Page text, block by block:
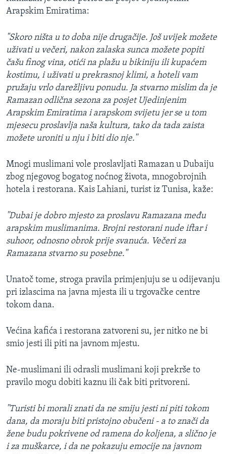
Arapskim Emiratima:
"Skoro ništa u to doba nije drugačije. Još uvijek možete
uživati u večeri, nakon zalaska sunca možete popiti
čašu finog vina, otići na plažu u bikiniju ili kupaćem
kostimu, i uživati u prekrasnoj klimi, a hoteli vam
pružaju vrlo darežljivu ponudu. Ja stvarno mislim da je
Ramazan odlična sezona za posjet Ujedinjenim
Arapskim Emiratima i arapskom svijetu jer se u tom
mjesecu proslavlja naša kultura, tako da tada zaista
možete uroniti u nju i biti dio nje.''
Mnogi muslimani vole proslavljati Ramazan u Dubaiju
zbog njegovog bogatog noćnog života, mnogobrojnih
hotela i restorana. Kais Lahiani, turist iz Tunisa, kaže:
''Dubai je dobro mjesto za proslavu Ramazana među
arapskim muslimanima. Brojni restorani nude iftar i
suhoor, odnosno obrok prije svanuća. Večeri za
Ramazana stvarno su posebne.''
Unatoč tome, stroga pravila primjenjuju se u odijevanju
pri izlascima na javna mjesta ili u trgovačke centre
tokom dana.
Većina kafića i restorana zatvoreni su, jer nitko ne bi
smio jesti ili piti na javnom mjestu.
Ne-muslimani ili odrasli muslimani koji prekrše to
pravilo mogu dobiti kaznu ili čak biti pritvoreni.
''Turisti bi morali znati da ne smiju jesti ni piti tokom
dana, da moraju biti pristojno obučeni - a to znači da
žene budu pokrivene od ramena do koljena, a slično je
i za muškarce, i da ne pokazuju emocije na javnom